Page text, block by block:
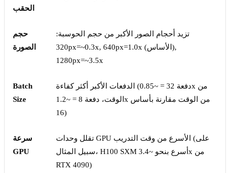
الحقب
حجم
الصورة
تزيد أحجام الصور الأكبر من حجم الحوسبة:
320px=~0.3x, 640px=1.0x (الأساس),
1280px=~3.5x
Batch
Size
الدفعات الأكبر أكثر كفاءة (دفعة 32 = ~0.85x من
الوقت، دفعة 8 = ~1.2x من الوقت مقارنة بأساس
16)
سرعة
GPU
تقلل وحدات GPU الأسرع من وقت التدريب (على
سبيل المثال، H100 SXM أسرع بنحو ~3.4x من
RTX 4090)